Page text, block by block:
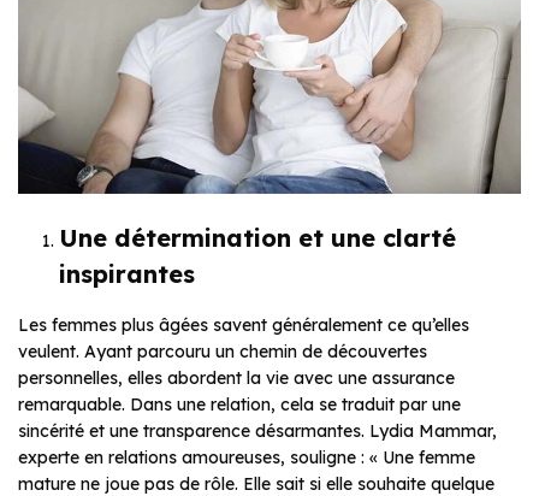
Une détermination et une clarté
inspirantes
Les femmes plus âgées savent généralement ce qu’elles
veulent. Ayant parcouru un chemin de découvertes
personnelles, elles abordent la vie avec une assurance
remarquable. Dans une relation, cela se traduit par une
sincérité et une transparence désarmantes. Lydia Mammar,
experte en relations amoureuses, souligne : « Une femme
mature ne joue pas de rôle. Elle sait si elle souhaite quelque